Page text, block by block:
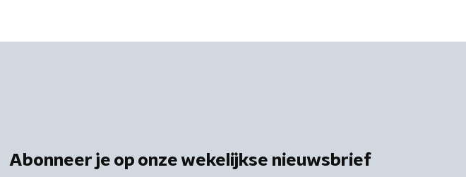
Abonneer je op onze wekelijkse nieuwsbrief